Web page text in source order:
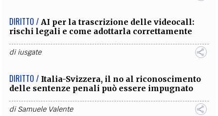
DIRITTO / AI per la trascrizione delle videocall:
rischi legali e come adottarla correttamente
diiusgate
DIRITTO / Italia-Svizzera, il no al riconoscimento
delle sentenze penali può essere impugnato
diSamuele Valente